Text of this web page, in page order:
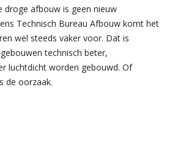
droge afbouw is geen nieuw
Technisch Bureau Afbouw komt het
wel steeds vaker voor. Dat is
technisch beter,
luchtdicht worden gebouwd. Of
de oorzaak.